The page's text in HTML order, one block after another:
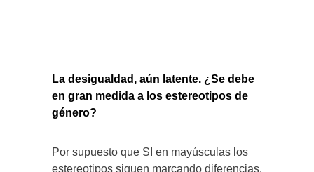
La desigualdad, aún latente. ¿Se debe
en gran medida a los estereotipos de
género?
Por supuesto que SI en mayúsculas los
estereotipos siguen marcando diferencias.